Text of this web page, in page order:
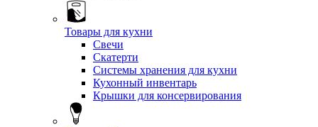
Товары для кухни
Свечи
Скатерти
Системы хранения для кухни
Кухонный инвентарь
Крышки для консервирования